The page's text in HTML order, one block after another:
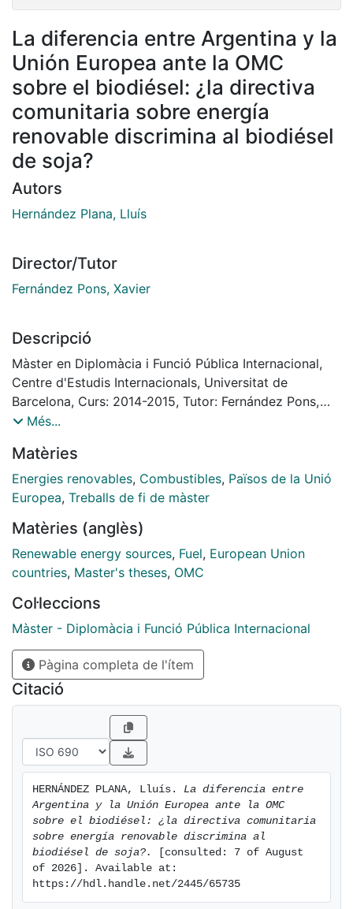
La diferencia entre Argentina y la
Unión Europea ante la OMC
sobre el biodiésel: ¿la directiva
comunitaria sobre energía
renovable discrimina al biodiésel
de soja?
Autors
Hernández Plana, Lluís
Director/Tutor
Fernández Pons, Xavier
Descripció
Màster en Diplomàcia i Funció Pública Internacional,
Centre d'Estudis Internacionals, Universitat de
Barcelona, Curs: 2014-2015, Tutor: Fernández Pons,
Xavier
Més...
Matèries
Energies renovables, Combustibles, Països de la Unió
Europea, Treballs de fi de màster
Matèries (anglès)
Renewable energy sources, Fuel, European Union
countries, Master's theses, OMC
Col·leccions
Màster - Diplomàcia i Funció Pública Internacional
Pàgina completa de l'ítem
Citació
HERNÁNDEZ PLANA, Lluís. La diferencia entre
Argentina y la Unión Europea ante la OMC
sobre el biodiésel: ¿la directiva comunitaria
sobre energía renovable discrimina al
biodiésel de soja?.
[consulted: 7 of August
of 2026]. Available at:
https://hdl.handle.net/2445/65735